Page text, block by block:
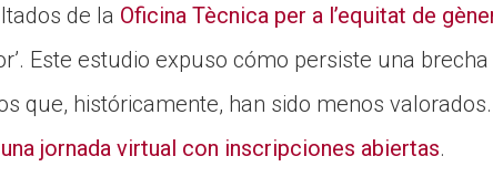
de la Oficina Tècnica per a l’equitat de
Este estudio expuso cómo persiste una
que, históricamente, han sido menos valorados.
jornada virtual con inscripciones abiertas.